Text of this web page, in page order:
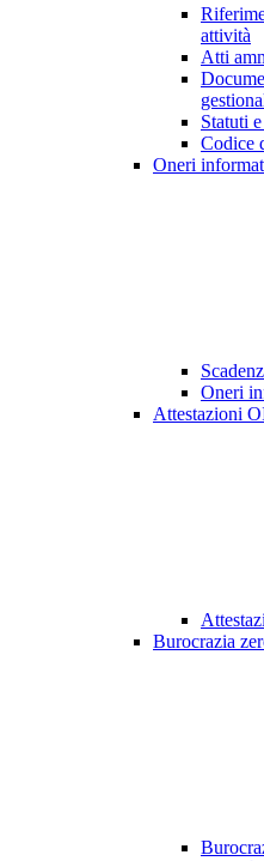
attività
Atti
Statuti
Codice
Oneri
Oneri
Attestazioni
Burocrazia